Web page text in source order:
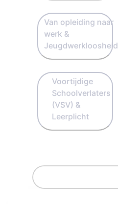
Van opleiding naar
werk &
Jeugdwerkloosheid
Voortijdige
Schoolverlaters
(VSV) &
Leerplicht